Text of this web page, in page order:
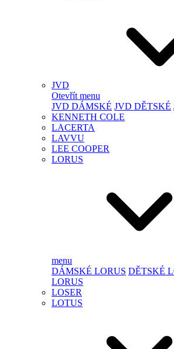
JVD
Otevřít menu
JVD DÁMSKÉ JVD DĚTSKÉ
KENNETH COLE
LACERTA
LAVVU
LEE COOPER
LORUS
menu
DÁMSKÉ LORUS DĚTSKÉ
LORUS
LOSER
LOTUS